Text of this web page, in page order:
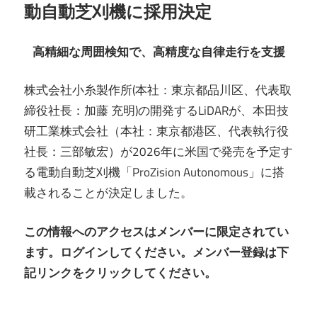
動自動芝刈機に採用決定
高精細な周囲検知で、高精度な自律走行を支援
株式会社小糸製作所(本社：東京都品川区、代表取
締役社長：加藤 充明)の開発するLiDARが、本田技
研工業株式会社（本社：東京都港区、代表執行役
社長：三部敏宏）が2026年に米国で発売を予定す
る電動自動芝刈機「ProZision Autonomous」に搭
載されることが決定しました。
この情報へのアクセスはメンバーに限定されてい
ます。ログインしてください。メンバー登録は下
記リンクをクリックしてください。